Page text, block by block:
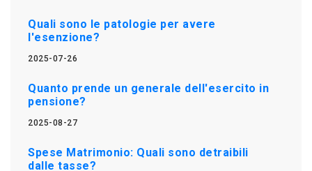
Quali sono le patologie per avere
l'esenzione?
2025-07-26
Quanto prende un generale dell'esercito in
pensione?
2025-08-27
Spese Matrimonio: Quali sono detraibili
dalle tasse?